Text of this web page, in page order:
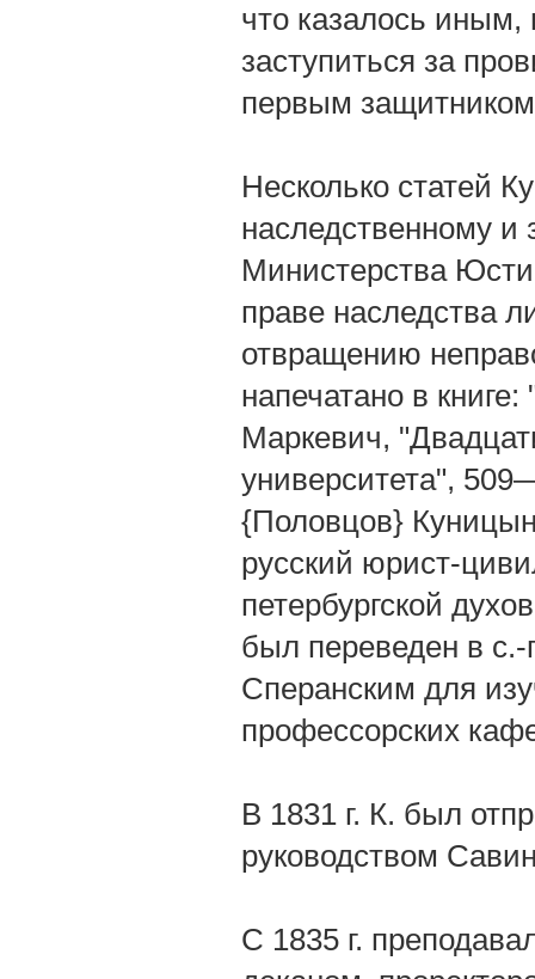
что казалось
заступиться за
первым
Несколько статей
наследственному
Министерства
праве наследства
отвращению
напечатано в книге:
Маркевич,
университета",
{Половцов}
русский юрист-
петербургской
был переведен в с.-
Сперанским для
профессорских
В 1831 г. К. был
руководством
С 1835 г.